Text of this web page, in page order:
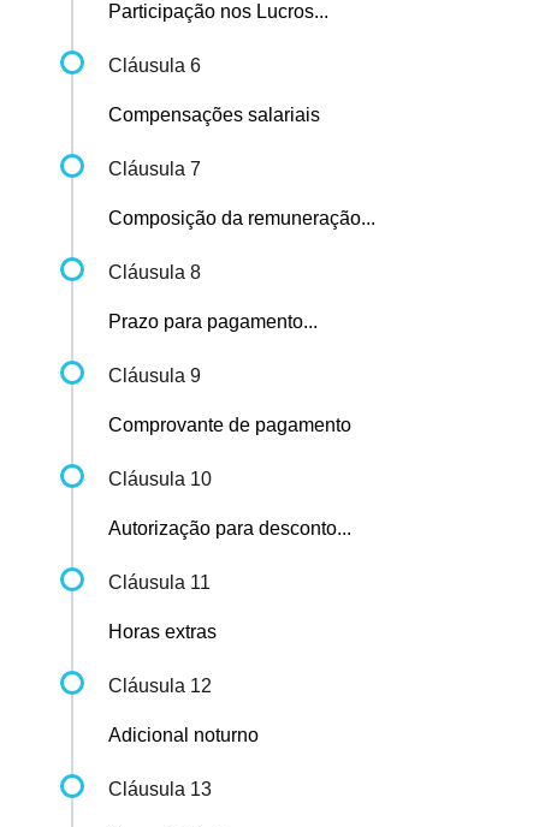
Participação nos Lucros...
Cláusula 6
Compensações salariais
Cláusula 7
Composição da remuneração...
Cláusula 8
Prazo para pagamento...
Cláusula 9
Comprovante de pagamento
Cláusula 10
Autorização para desconto...
Cláusula 11
Horas extras
Cláusula 12
Adicional noturno
Cláusula 13